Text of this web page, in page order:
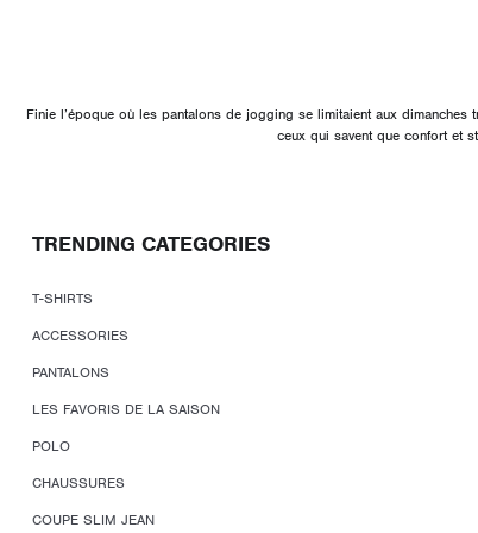
Finie l’époque où les pantalons de jogging se limitaient aux
ceux qui savent que confort et
TRENDING CATEGORIES
T-SHIRTS
ACCESSORIES
PANTALONS
LES FAVORIS DE LA SAISON
POLO
CHAUSSURES
COUPE SLIM JEAN